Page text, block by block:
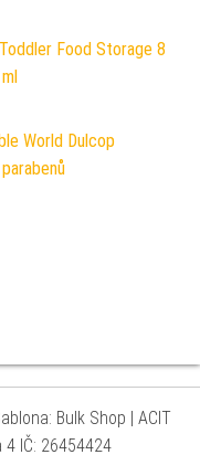
Food Storage 8
World Dulcop
Bulk Shop | ACIT
IČ: 26454424